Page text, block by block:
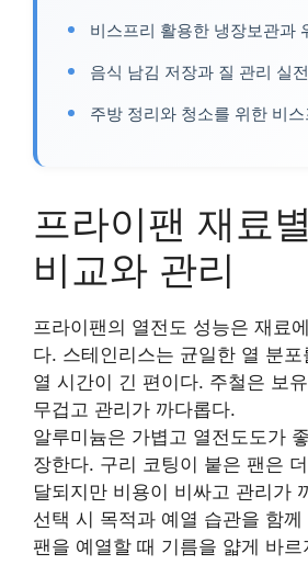
비스프리 활용한 냉장보관과
음식 남김 저장과 질 관리 실전
주방 정리와 청소를 위한 비
프라이팬 재료
비교와 관리
프라이팬의 열전도 성능은 재료
다. 스테인리스는 균일한 열 분포
열 시간이 긴 편이다. 주철은 보
무겁고 관리가 까다롭다.
알루미늄은 가볍고 열전도도가
장한다. 구리 코팅이 붙은 팬은
달되지만 비용이 비싸고 관리가
선택 시 목적과 예열 습관을 함
팬을 예열할 때 기름을 얇게 바